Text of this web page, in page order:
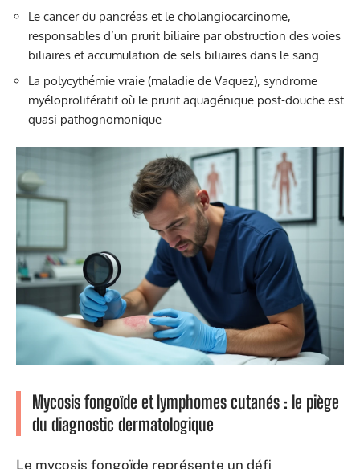
Le cancer du pancréas et le cholangiocarcinome,
responsables d’un prurit biliaire par obstruction des voies
biliaires et accumulation de sels biliaires dans le sang
La polycythémie vraie (maladie de Vaquez), syndrome
myéloprolifératif où le prurit aquagénique post-douche est
quasi pathognomonique
Mycosis fongoïde et lymphomes cutanés : le piège
du diagnostic dermatologique
Le mycosis fongoïde représente un défi